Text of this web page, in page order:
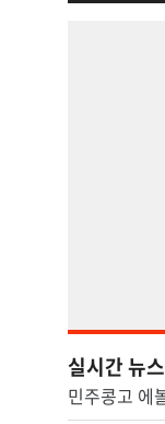
실시간 뉴스